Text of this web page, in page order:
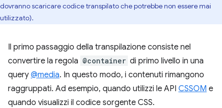
dovranno scaricare codice transpilato che potrebbe non essere mai
utilizzato).
Il primo passaggio della transpilazione consiste nel
convertire la regola @container di primo livello in una
query @media. In questo modo, i contenuti rimangono
raggruppati. Ad esempio, quando utilizzi le API CSSOM e
quando visualizzi il codice sorgente CSS.